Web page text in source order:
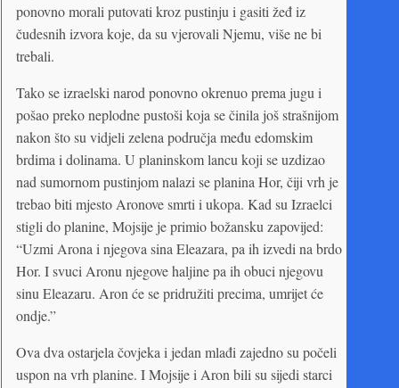
ponovno morali putovati kroz pustinju i gasiti žeđ iz
čudesnih izvora koje, da su vjerovali Njemu, više ne bi
trebali.
Tako se izraelski narod ponovno okrenuo prema jugu i
pošao preko neplodne pustoši koja se činila još strašnijom
nakon što su vidjeli zelena područja među edomskim
brdima i dolinama. U planinskom lancu koji se uzdizao
nad sumornom pustinjom nalazi se planina Hor, čiji vrh je
trebao biti mjesto Aronove smrti i ukopa. Kad su Izraelci
stigli do planine, Mojsije je primio božansku zapovijed:
“Uzmi Arona i njegova sina Eleazara, pa ih izvedi na brdo
Hor. I svuci Aronu njegove haljine pa ih obuci njegovu
sinu Eleazaru. Aron će se pridružiti precima, umrijet će
ondje.”
Ova dva ostarjela čovjeka i jedan mlađi zajedno su počeli
uspon na vrh planine. I Mojsije i Aron bili su sijedi starci